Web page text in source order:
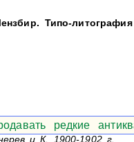
Типо-
редкие
и К, 1900-1902 г.